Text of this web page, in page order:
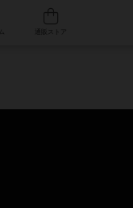
人気ボードゲーム